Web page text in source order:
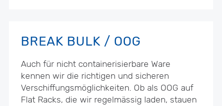
BREAK BULK / OOG
Auch für nicht containerisierbare Ware
kennen wir die richtigen und sicheren
Verschiffungsmöglichkeiten. Ob als OOG auf
Flat Racks, die wir regelmässig laden, stauen